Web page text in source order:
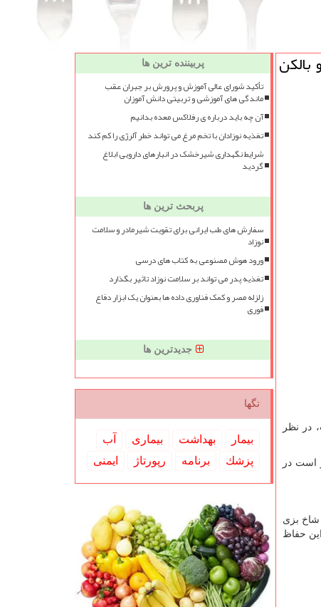
بالكن
در نظر
قرار است در
شاخ بزی
به طور سفارشی این حفاظ
پربیننده ترین ها
تأکید شورای عالی آموزش و پرورش بر جبران عقب
ماندگی های آموزشی و تربیتی دانش آموزان
آن چه باید درباره ی رفلاکس معده بدانیم
تغذیه نوزادان با تخم مرغ می تواند خطر آلرژی را کم کند
شرایط نگهداری شیرخشک در انبارهای دارویی ابلاغ
گردید
پربحث ترین ها
سفارش های طب ایرانی برای تقویت شیرمادر و سلامت
نوزاد
ورود هوش مصنوعی به کتاب های درسی
تغذیه پدر می تواند بر سلامت نوزاد تاثیر بگذارد
زلزله مصر و کمک فناوری داده ها بعنوان یک ابزار دفاع
فوری
جدیدترین ها
تگها
بیمار بهداشت بیماری
آب
پزشك
برنامه رپورتاژ ایمنی